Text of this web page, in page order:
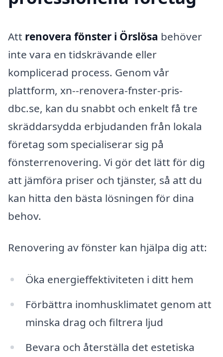
Att renovera fönster i Örslösa behöver
inte vara en tidskrävande eller
komplicerad process. Genom vår
plattform, xn--renovera-fnster-pris-
dbc.se, kan du snabbt och enkelt få tre
skräddarsydda erbjudanden från lokala
företag som specialiserar sig på
fönsterrenovering. Vi gör det lätt för dig
att jämföra priser och tjänster, så att du
kan hitta den bästa lösningen för dina
behov.
Renovering av fönster kan hjälpa dig att:
Öka energieffektiviteten i ditt hem
Förbättra inomhusklimatet genom att
minska drag och filtrera ljud
Bevara och återställa det estetiska